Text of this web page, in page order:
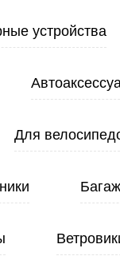
устройства
Для